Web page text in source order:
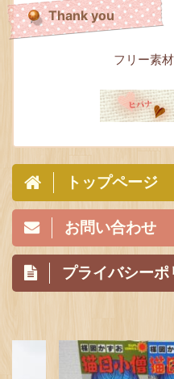
Thank you
フリー素
トップページ
お問い合わせ
プライバシーポ